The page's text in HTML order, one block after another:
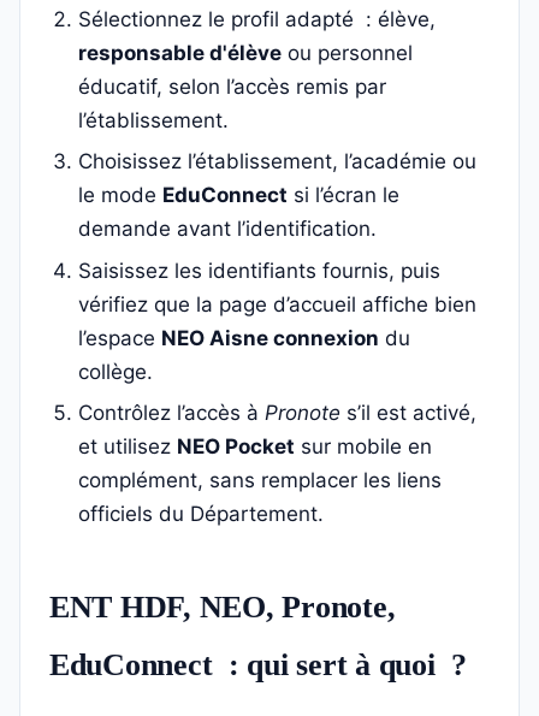
Sélectionnez le profil adapté : élève,
responsable d'élève ou personnel
éducatif, selon l’accès remis par
l’établissement.
Choisissez l’établissement, l’académie ou
le mode EduConnect si l’écran le
demande avant l’identification.
Saisissez les identifiants fournis, puis
vérifiez que la page d’accueil affiche bien
l’espace NEO Aisne connexion du
collège.
Contrôlez l’accès à Pronote s’il est activé,
et utilisez NEO Pocket sur mobile en
complément, sans remplacer les liens
officiels du Département.
ENT HDF, NEO, Pronote,
EduConnect : qui sert à quoi ?